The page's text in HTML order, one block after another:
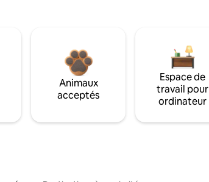
Animaux
acceptés
Espace de
travail pour
ordinateur